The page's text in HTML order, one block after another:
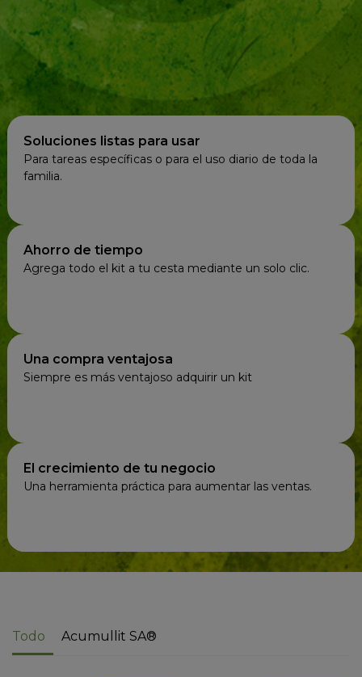
Soluciones listas para usar
Para tareas específicas o para el uso diario de toda la
familia.
Ahorro de tiempo
Agrega todo el kit a tu cesta mediante un solo clic.
Una compra ventajosa
Siempre es más ventajoso adquirir un kit
El crecimiento de tu negocio
Una herramienta práctica para aumentar las ventas.
Todo Acumullit SA®